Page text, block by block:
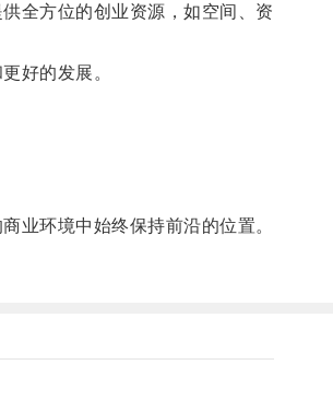
全方位的创业资源，如空间、资
好的发展。
业环境中始终保持前沿的位置。